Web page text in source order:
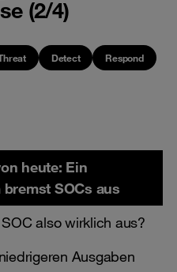
(2/4)
Detect Respond
heute: Ein
SOCs aus
also wirklich aus?
Ausgaben